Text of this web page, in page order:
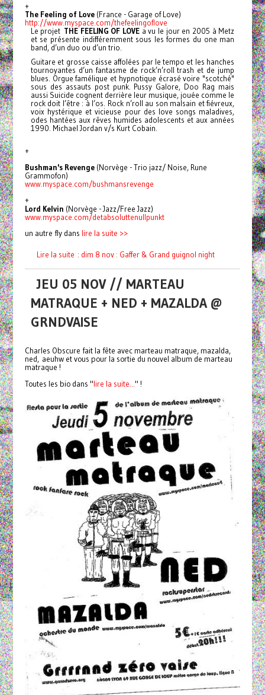
+
The Feeling of Love(France - Garage of Love)
http://www.myspace.com/thefeelingoflove
Le projet THE FEELING OF LOVE a vu le jour en 2005 à Metz
et se présente indifféremment sous les formes du one man
band, d’un duo ou d’un trio.
Guitare et grosse caisse affolées par le tempo et les hanches
tournoyantes d’un fantasme de rock’n’roll trash et de jump
blues. Orgue famélique et hypnotique écrasé voire "scotché"
sous des assauts post punk. Pussy Galore, Doo Rag mais
aussi Suicide cognent derrière leur musique, jouée comme le
rock doit l’être : à l’os. Rock n’roll au son malsain et fiévreux,
voix hystérique et vicieuse pour des love songs maladives,
odes hantées aux rêves humides adolescents et aux années
1990. Michael Jordan v/s Kurt Cobain.
+
Bushman's Revenge(Norvège - Trio jazz/ Noise, Rune
Grammofon)
www.myspace.com/bushmansrevenge
+
Lord Kelvin (Norvège - Jazz/Free Jazz)
www.myspace.com/detabsoluttenullpunkt
un autre fly dans lire la suite >>
Lire la suite : dim 8 nov : Gaffer & Grand guignol night
JEU 05 NOV // MARTEAU
MATRAQUE + NED + MAZALDA @
GRNDVAISE
Charles Obscure fait la fête avec marteau matraque, mazalda,
ned, aeuhw et vous pour la sortie du nouvel album de marteau
matraque !
Toutes les bio dans "lire la suite..." !